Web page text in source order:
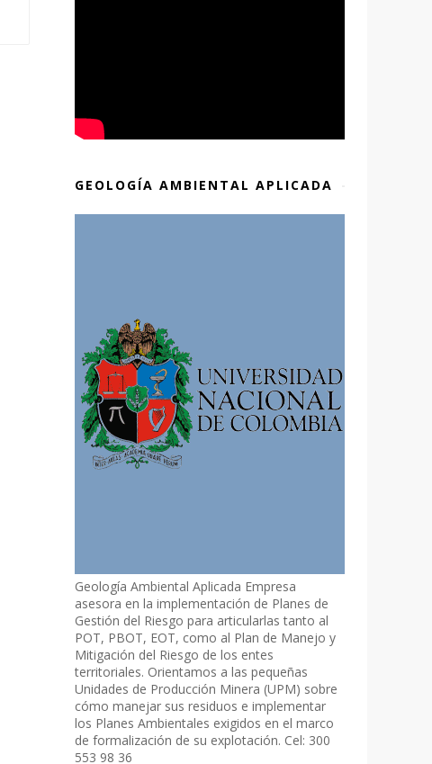
GEOLOGÍA AMBIENTAL APLICADA
Geología Ambiental Aplicada Empresa
asesora en la implementación de Planes de
Gestión del Riesgo para articularlas tanto al
POT, PBOT, EOT, como al Plan de Manejo y
Mitigación del Riesgo de los entes
territoriales. Orientamos a las pequeñas
Unidades de Producción Minera (UPM) sobre
cómo manejar sus residuos e implementar
los Planes Ambientales exigidos en el marco
de formalización de su explotación. Cel: 300
553 98 36